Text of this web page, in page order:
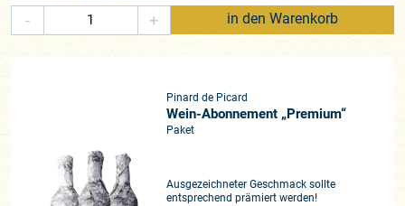
- + in den Warenkorb
Pinard de Picard
Wein-Abonnement „Premium“
Paket
Ausgezeichneter Geschmack sollte
entsprechend prämiert werden!